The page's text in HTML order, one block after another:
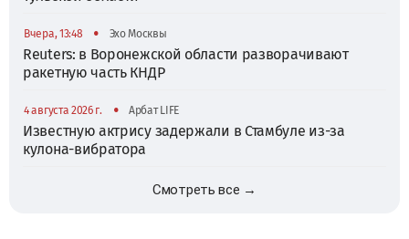
Вчера, 13:48 • Эхо Москвы
Reuters: в Воронежской области разворачивают
ракетную часть КНДР
4 августа 2026 г. • Арбат LIFE
Известную актрису задержали в Стамбуле из-за
кулона-вибратора
Смотреть все →